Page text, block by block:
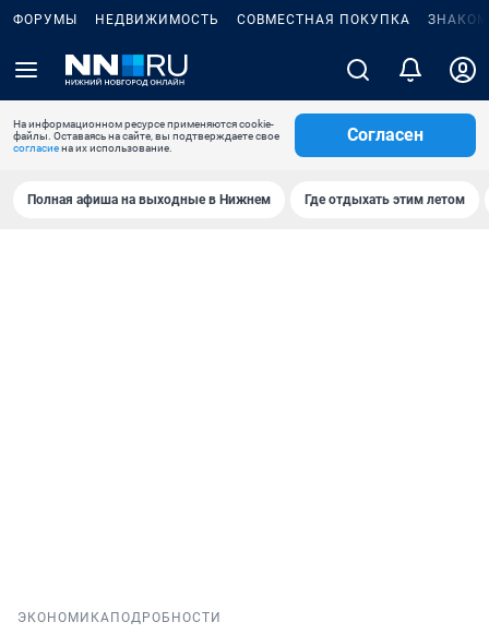
ФОРУМЫ НЕДВИЖИМОСТЬ СОВМЕСТНАЯ ПОКУПКА
На информационном ресурсе применяются cookie-
файлы. Оставаясь на сайте, вы подтверждаете свое
согласиена их использование.
Согласен
Полная афиша на выходные в Нижнем Где отдыхать этим летом
ЭКОНОМИКА ПОДРОБНОСТИ